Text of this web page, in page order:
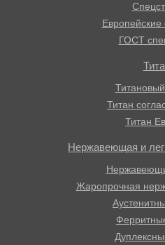
Европейские
ГОСТ
Титан
Титан
Нержавеющая и
Жаропрочная